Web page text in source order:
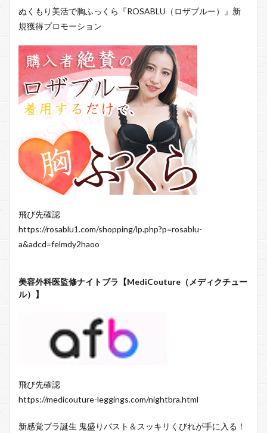
ぬくもり美活で胸ふっくら『ROSABLU（ロザブルー）』新
規獲得プロモーション
飛び先確認
https://rosablu1.com/shopping/lp.php?p=rosablu-
a&adcd=felmdy2haoo
美容外科医監修ナイトブラ【MediCouture（メディクチュー
ル）】
飛び先確認
https://medicouture-leggings.com/nightbra.html
新感覚ブラ誕生 鬼盛りバスト＆スッキリくびれが手に入る！